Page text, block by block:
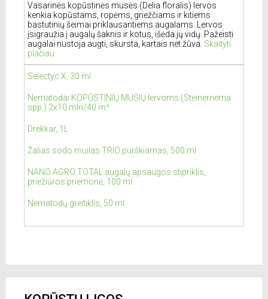
Vasarinės kopūstinės musės (Delia floralis) lervos
kenkia kopūstams, ropėms, griežčiams ir kitiems
bastutinių šeimai priklausantiems augalams. Lervos
įsigraužia į augalų šaknis ir kotus, išėda jų vidų. Pažeisti
augalai nustoja augti, skursta, kartais net žūva. Skaityti
plačiau
Selectyc X, 30 ml
Nematodai KOPŪSTINIŲ MUSIŲ lervoms (Steinernema
spp.) 2x10 mln/40 m²
Drekkar, 1L
Žalias sodo muilas TRIO purškiamas, 500 ml
NANO AGRO TOTAL augalų apsaugos stipriklis,
priežiūros priemonė, 100 ml
Nematodų greitiklis, 50 ml